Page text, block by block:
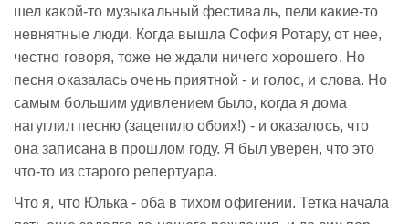
шел какой-то музыкальный фестиваль, пели какие-то
невнятные люди. Когда вышла София Ротару, от нее,
честно говоря, тоже не ждали ничего хорошего. Но
песня оказалась очень приятной - и голос, и слова. Но
самым большим удивлением было, когда я дома
нагуглил песню (зацепило обоих!) - и оказалось, что
она записана в прошлом году. Я был уверен, что это
что-то из старого репертуара.
Что я, что Юлька - оба в тихом офигении. Тетка начала